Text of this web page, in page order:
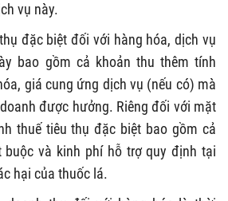
vụ này.
đặc biệt đối với hàng hóa, dịch vụ
bao gồm cả khoản thu thêm tính
giá cung ứng dịch vụ (nếu có) mà
được hưởng. Riêng đối với mặt
thuế tiêu thụ đặc biệt bao gồm cả
buộc và kinh phí hỗ trợ quy định tại
hại của thuốc lá.